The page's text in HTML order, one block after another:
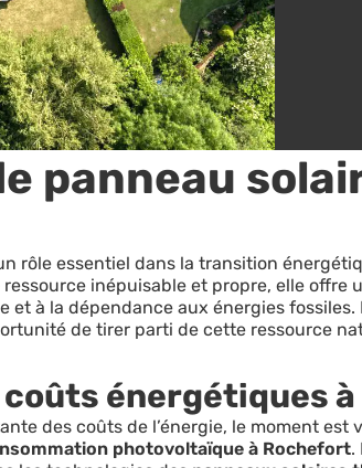
panneau
rôle essentiel dans la transition
inépuisable et propre, elle
et à la dépendance aux énergies
de tirer parti de cette ressource
coûts énergétiques
des coûts de l’énergie, le moment
photovoltaïque à Rochefort.